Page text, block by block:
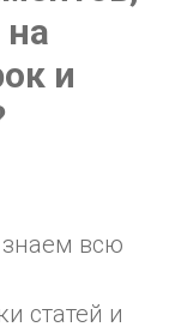
и
всю
статей и